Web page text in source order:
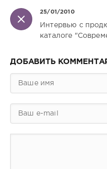
25/01/2010
Интервью с
каталоге
ДОБАВИТЬ